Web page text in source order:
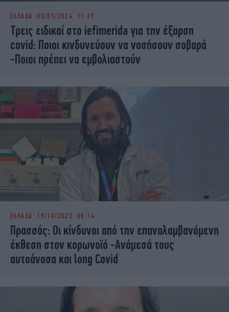
ΕΛΛΑΔΑ 03/01/2024 11:39
Τρεις ειδικοί στο iefimerida για την έξαρση
covid: Ποιοι κινδυνεύουν να νοσήσουν σοβαρά
-Ποιοι πρέπει να εμβολιαστούν
ΕΛΛΑΔΑ 19/10/2023 08:14
Πρασσάς: Οι κίνδυνοι από την επαναλαμβανόμενη
έκθεση στον κορωνοϊό -Ανάμεσά τους
αυτοάνοσα και long Covid